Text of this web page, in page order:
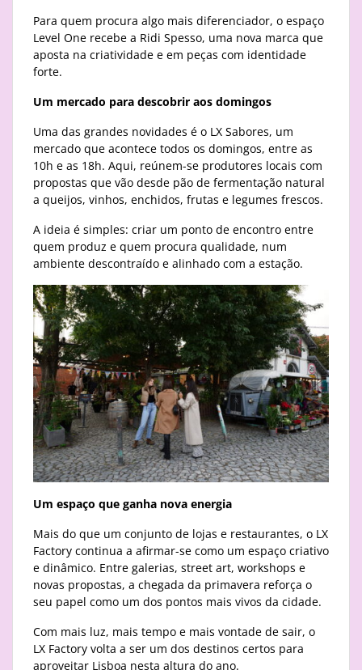
Para quem procura algo mais diferenciador, o espaço
Level One recebe a Ridi Spesso, uma nova marca que
aposta na criatividade e em peças com identidade
forte.
Um mercado para descobrir aos domingos
Uma das grandes novidades é o LX Sabores, um
mercado que acontece todos os domingos, entre as
10h e as 18h. Aqui, reúnem-se produtores locais com
propostas que vão desde pão de fermentação natural
a queijos, vinhos, enchidos, frutas e legumes frescos.
A ideia é simples: criar um ponto de encontro entre
quem produz e quem procura qualidade, num
ambiente descontraído e alinhado com a estação.
Um espaço que ganha nova energia
Mais do que um conjunto de lojas e restaurantes, o LX
Factory continua a afirmar-se como um espaço criativo
e dinâmico. Entre galerias, street art, workshops e
novas propostas, a chegada da primavera reforça o
seu papel como um dos pontos mais vivos da cidade.
Com mais luz, mais tempo e mais vontade de sair, o
LX Factory volta a ser um dos destinos certos para
aproveitar Lisboa nesta altura do ano.